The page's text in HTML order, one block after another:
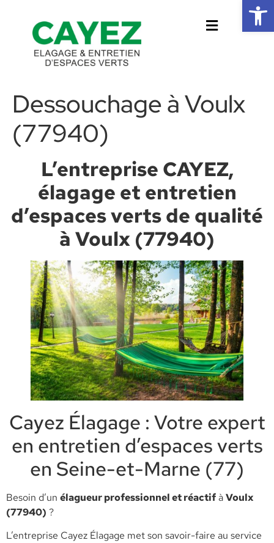
Dessouchage à Voulx
(77940)
L’entreprise CAYEZ,
élagage et entretien
d’espaces verts de qualité
à Voulx (77940)
Cayez Élagage : Votre expert
en entretien d’espaces verts
en Seine-et-Marne (77)
​Besoin d’un élagueur professionnel et réactifàVoulx
(77940) ?
L’entreprise Cayez Élagage met son savoir-faire au service